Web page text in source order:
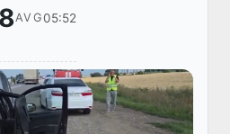
AVG05:52